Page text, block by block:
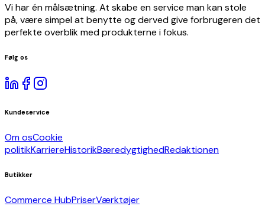
Vi har én målsætning. At skabe en service man kan stole
på, være simpel at benytte og derved give forbrugeren det
perfekte overblik med produkterne i fokus.
Følg os
Kundeservice
Om osCookie
politikKarriereHistorikBæredygtighedRedaktionen
Butikker
Commerce HubPriserVærktøjer